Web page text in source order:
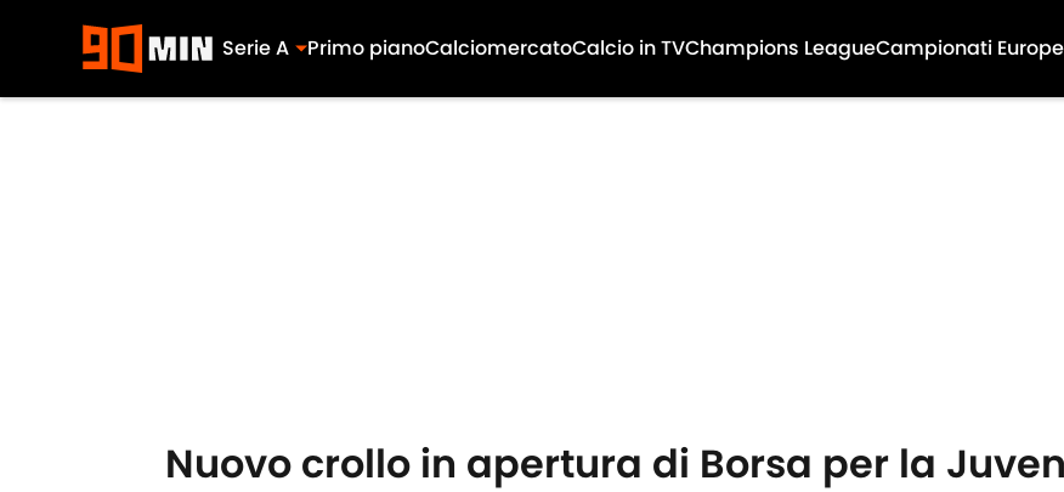
Serie A Primo pianoCalciomercatoCalcio in TVChampions LeagueCampionati
Nuovo crollo in apertura di Borsa per la